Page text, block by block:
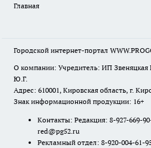
Главная
Городской интернет-портал
О компании: Учредитель: ИП Звеняцкая
Ю.Г.
Адрес: 610001, Кировская область, г.
Знак информационной продукции: 16+
Контакты: Редакция: 8-927-669-
red@pg52.ru
Рекламный отдел: 8-920-004-61-